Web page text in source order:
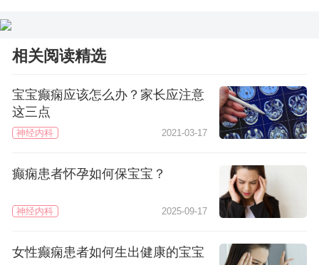
相关阅读精选
宝宝癫痫应该怎么办？家长应注意
这三点
神经内科 2021-03-17
癫痫患者怀孕如何保宝宝？
神经内科 2025-09-17
女性癫痫患者如何生出健康的宝宝